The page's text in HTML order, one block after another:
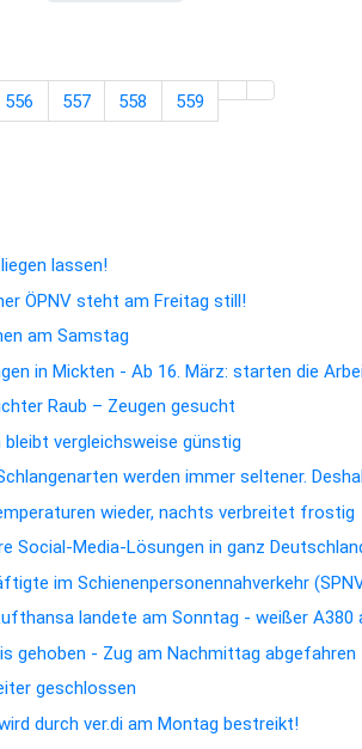
556 557 558 559
lassen!
ÖPNV steht am Freitag still!
am Samstag
in Mickten - Ab 16. März: starten die
Raub – Zeugen gesucht
bleibt vergleichsweise günstig
werden immer seltener.
wieder, nachts verbreitet frostig
Social-Media-Lösungen in ganz
im Schienenpersonennahverkehr
landete am Sonntag - weißer A380
gehoben - Zug am Nachmittag abgefahren
geschlossen
durch ver.di am Montag bestreikt!